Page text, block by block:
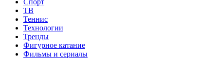
ТВ
Теннис
Технологии
Тренды
Фигурное катание
Фильмы и сериалы